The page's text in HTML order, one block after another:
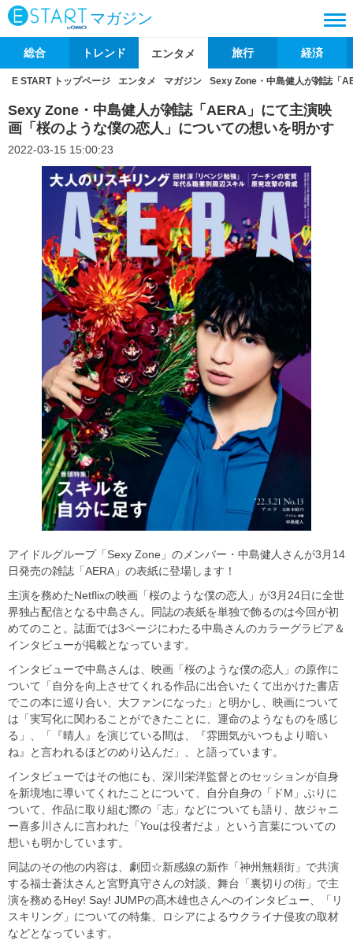
マガジン
総合 トレンド エンタメ 旅行 経済
E START トップページ エンタメ マガジン Sexy Zone・中島健人が雑誌「
Sexy Zone・中島健人が雑誌「AERA」にて主演映
画「桜のような僕の恋人」についての想いを明かす
2022-03-15 15:00:23
アイドルグループ「Sexy Zone」のメンバー・中島健人さんが3月14
日発売の雑誌「AERA」の表紙に登場します！
主演を務めたNetflixの映画「桜のような僕の恋人」が3月24日に全世
界独占配信となる中島さん。同誌の表紙を単独で飾るのは今回が初
めてのこと。誌面では3ページにわたる中島さんのカラーグラビア＆
インタビューが掲載となっています。
インタビューで中島さんは、映画「桜のような僕の恋人」の原作に
ついて「自分を向上させてくれる作品に出合いたくて出かけた書店
でこの本に巡り合い、大ファンになった」と明かし、映画について
は「実写化に関わることができたことに、運命のようなものを感じ
る」、「『晴人』を演じている間は、『雰囲気がいつもより暗い
ね』と言われるほどのめり込んだ」、と語っています。
インタビューではその他にも、深川栄洋監督とのセッションが自身
を新境地に導いてくれたことについて、自分自身の「ドM」ぶりに
ついて、作品に取り組む際の「志」などについても語り、故ジャニ
ー喜多川さんに言われた「Youは役者だよ」という言葉についての
想いも明かしています。
同誌のその他の内容は、劇団☆新感線の新作「神州無頼街」で共演
する福士蒼汰さんと宮野真守さんの対談、舞台「裏切りの街」で主
演を務めるHey! Say! JUMPの髙木雄也さんへのインタビュー、「リ
スキリング」についての特集、ロシアによるウクライナ侵攻の取材
などとなっています。